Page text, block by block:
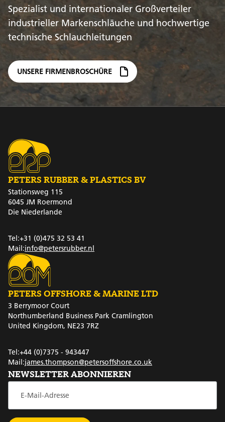
Spezialist und internationaler Großverteiler
industrieller Markenschläuche und hochwertige
technische Schlauchleitungen
UNSERE FIRMENBROSCHÜRE
PETERS RUBBER & PLASTICS BV
Stationsweg 115
6045 JM Roermond
Die Niederlande
Tel:+31 (0)475 32 53 41
Mail:info@petersrubber.nl
PETERS OFFSHORE & MARINE LTD
3 Berrymoor Court
Northumberland Business Park Cramlington
United Kingdom, NE23 7RZ
Tel:+44 (0)7375 - 943447
Mail:james.thompson@petersoffshore.co.uk
NEWSLETTER ABONNIEREN